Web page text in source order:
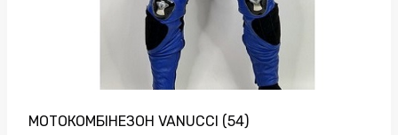
МОТОКОМБІНЕЗОН VANUCCI (54)